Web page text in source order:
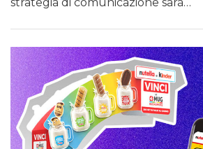
strategia di comunicazione sarà…